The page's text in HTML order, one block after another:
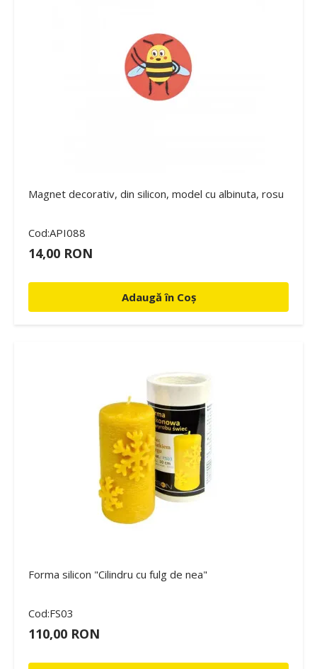
Magnet decorativ, din silicon, model cu albinuta, rosu
Cod:API088
14,00 RON
Adaugă în Coș
Forma silicon "Cilindru cu fulg de nea"
Cod:FS03
110,00 RON